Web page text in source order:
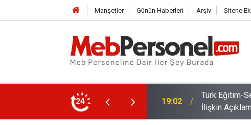
Manşetler Günün Haberleri Arşiv Sitene
24
ve Öğretmen Yetiştirme Süreçlerine
18:32
İl İçi ve İl
Ödeme